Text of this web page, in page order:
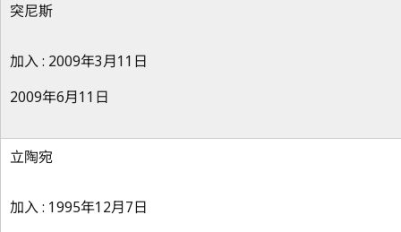
突尼斯
加入 : 2009年3月11日
2009年6月11日
立陶宛
加入 : 1995年12月7日